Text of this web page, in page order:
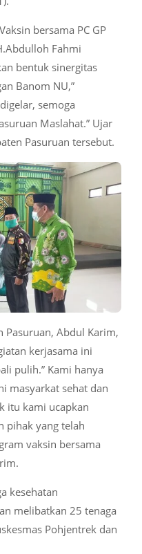
bersama PC GP
Fahmi
bentuk sinergitas
Banom NU,”
semoga
Maslahat.” Ujar
Pasuruan tersebut.
Pasuruan, Abdul Karim,
kerjasama ini
pulih.” Kami hanya
masyarkat sehat dan
itu kami ucapkan
pihak yang telah
vaksin bersama
kesehatan
melibatkan 25 tenaga
Pohjentrek dan